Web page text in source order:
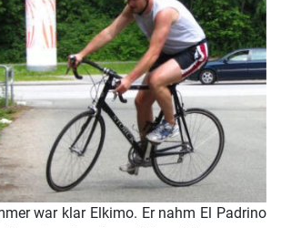
war klar Elkimo. Er nahm El Padrino